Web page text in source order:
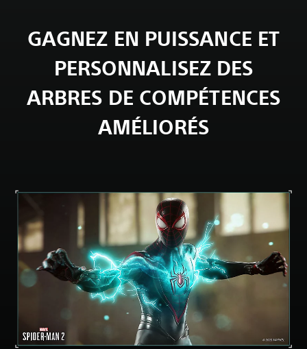
GAGNEZ EN PUISSANCE ET
PERSONNALISEZ DES
ARBRES DE COMPÉTENCES
AMÉLIORÉS